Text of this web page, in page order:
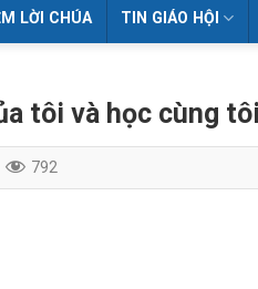
LỜI CHÚA TIN GIÁO HỘI
tôi và học cùng
792